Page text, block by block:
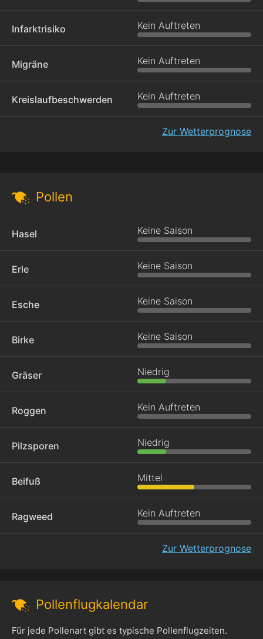
Infarktrisiko Kein Auftreten
Migräne Kein Auftreten
Kreislaufbeschwerden Kein Auftreten
Zur Wetterprognose
Pollen
Hasel Keine Saison
Erle Keine Saison
Esche Keine Saison
Birke Keine Saison
Gräser Niedrig
Roggen Kein Auftreten
Pilzsporen Niedrig
Beifuß Mittel
Ragweed Kein Auftreten
Zur Wetterprognose
Pollenflugkalendar
Für jede Pollenart gibt es typische Pollenflugzeiten.